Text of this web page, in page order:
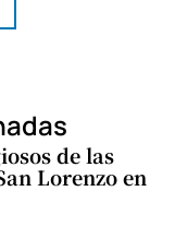
de las
Lorenzo en